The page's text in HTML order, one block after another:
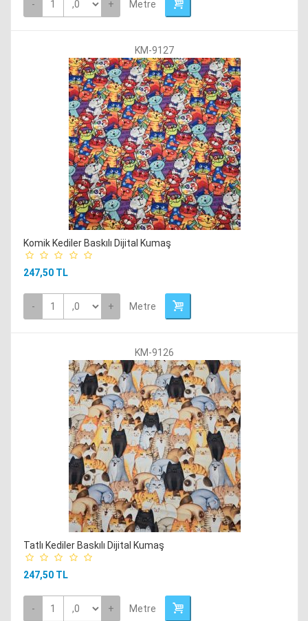
- + Metre
KM-9127
Komik Kediler Baskılı Dijital Kumaş
247,50 TL
- + Metre
KM-9126
Tatlı Kediler Baskılı Dijital Kumaş
247,50 TL
- + Metre